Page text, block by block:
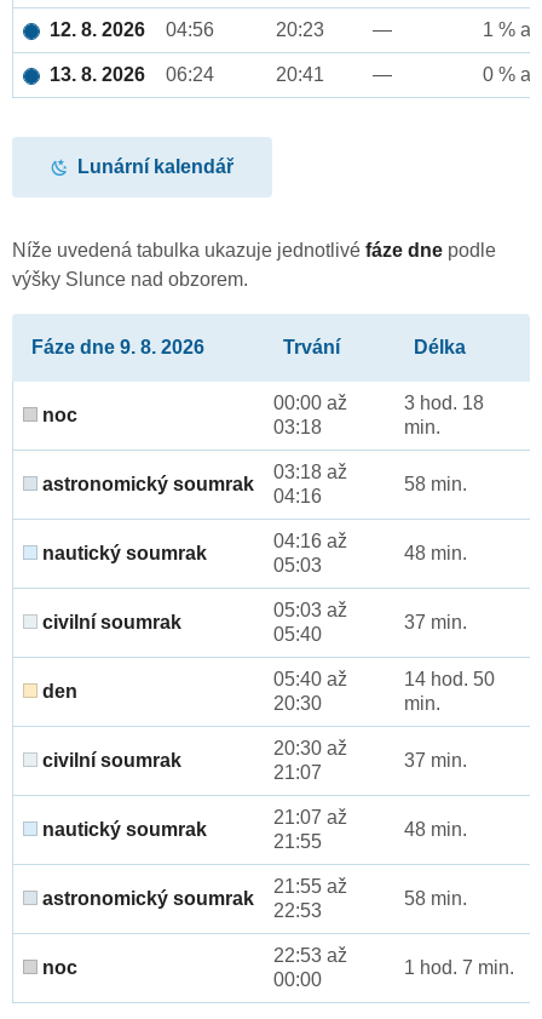
12. 8. 2026 04:56 20:23 — 1 %
13. 8. 2026 06:24 20:41 — 0 %
Lunární kalendář
Níže uvedená tabulka ukazuje jednotlivé fáze dne podle
výšky Slunce nad obzorem.
Fáze dne 9. 8. 2026 Trvání Délka
noc
00:00 až
03:18
3 hod. 18
min.
astronomický soumrak
03:18 až
04:16
58 min.
nautický soumrak
04:16 až
05:03
48 min.
civilní soumrak
05:03 až
05:40
37 min.
den
05:40 až
20:30
14 hod. 50
min.
civilní soumrak
20:30 až
21:07
37 min.
nautický soumrak
21:07 až
21:55
48 min.
astronomický soumrak
21:55 až
22:53
58 min.
noc
22:53 až
00:00
1 hod. 7 min.